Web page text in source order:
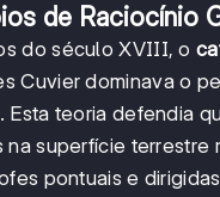
de Raciocínio
do século XVIII, o
Cuvier dominava o
Esta teoria defendia
na superfície terrestre
pontuais e